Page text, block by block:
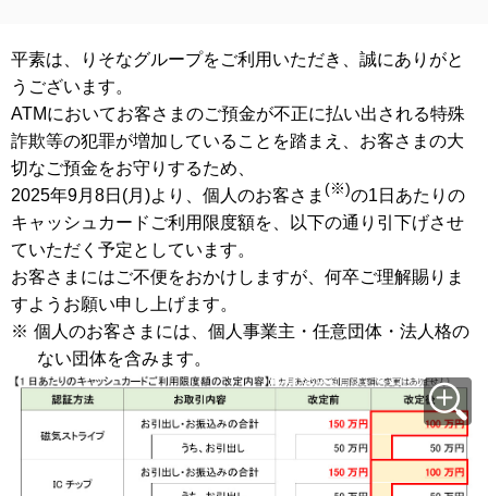
平素は、りそなグループをご利用いただき、誠にありがと
うございます。
ATMにおいてお客さまのご預金が不正に払い出される特殊
詐欺等の犯罪が増加していることを踏まえ、お客さまの大
切なご預金をお守りするため、
2025年9月8日(月)より、個人のお客さま (※)の1日あたりの
キャッシュカードご利用限度額を、以下の通り引下げさせ
ていただく予定としています。
お客さまにはご不便をおかけしますが、何卒ご理解賜りま
すようお願い申し上げます。
※ 個人のお客さまには、個人事業主・任意団体・法人格の
ない団体を含みます。